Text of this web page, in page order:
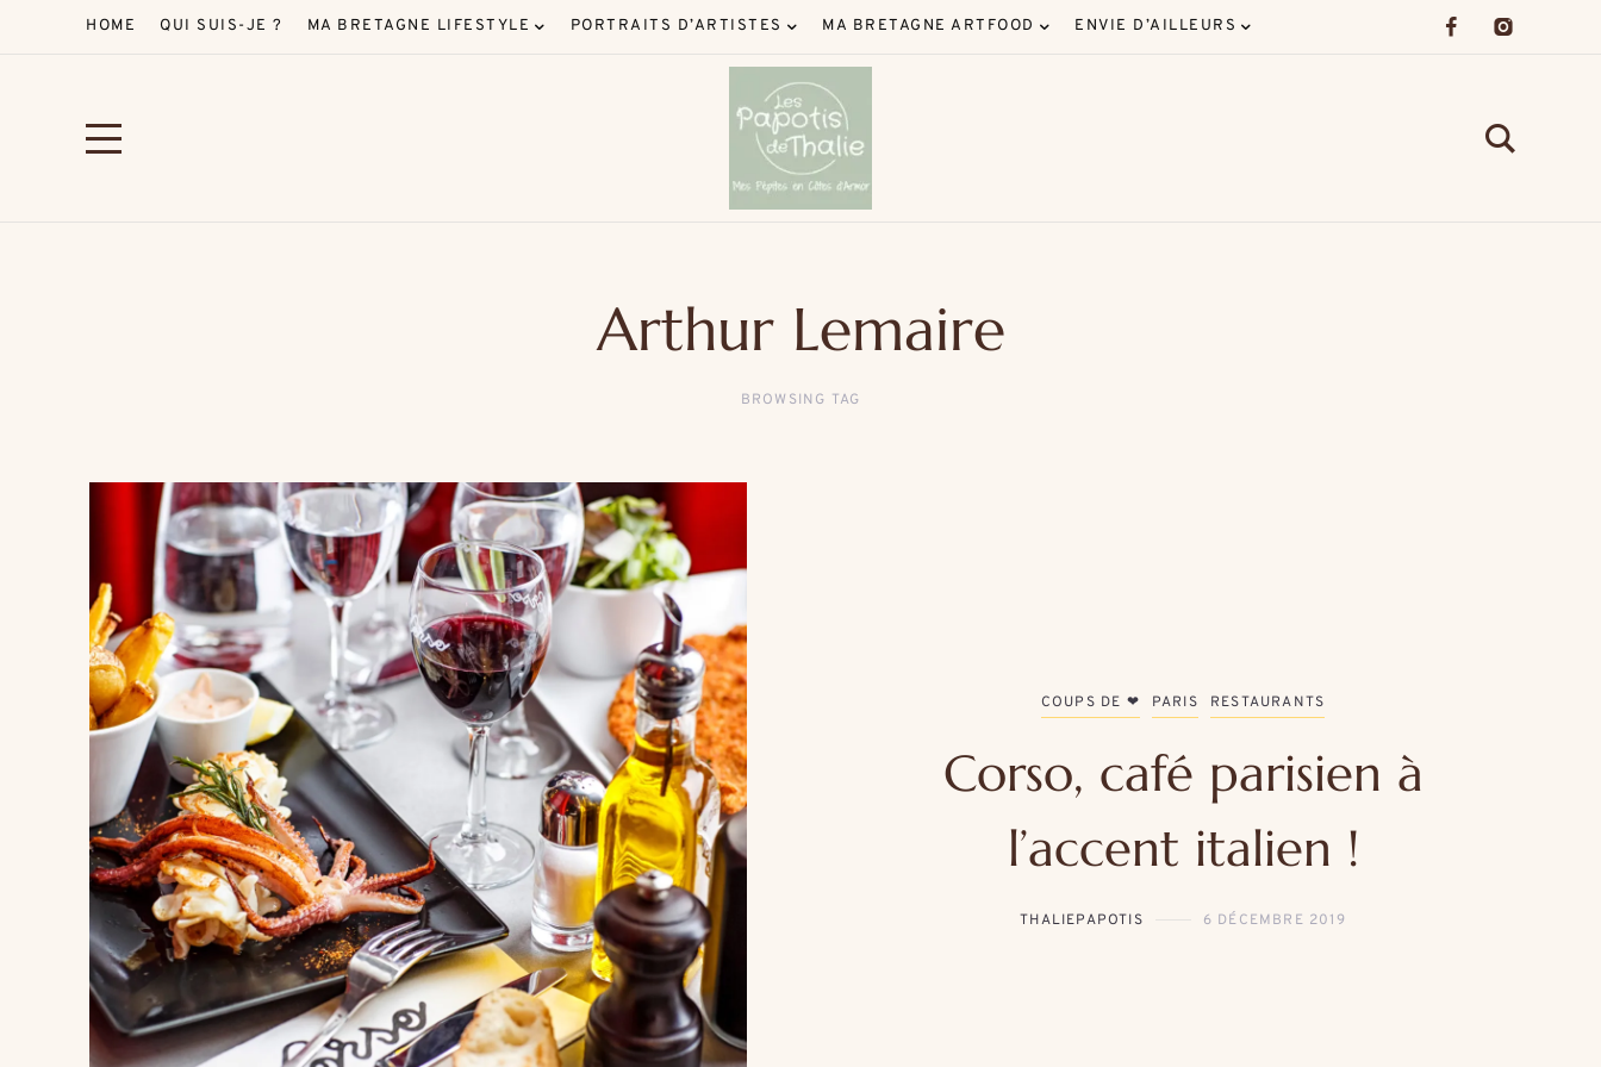
HOME QUI SUIS-JE ? MA BRETAGNE LIFESTYLE PORTRAITS D’ARTISTES MA BRETAGNE ARTFOOD ENVIE D’AILLEURS
Arthur Lemaire
BROWSING TAG
COUPS DE ❤ PARIS RESTAURANTS
Corso, café parisien à
l’accent italien !
THALIEPAPOTIS 6 DÉCEMBRE 2019